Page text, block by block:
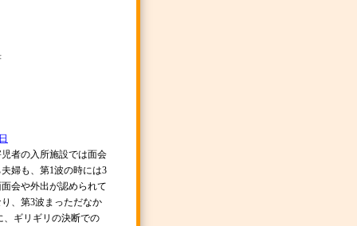
者の入所施設では面会
婦も、第1波の時には3
会や外出が認められて
、第3波まっただなか
、ギリギリの決断での